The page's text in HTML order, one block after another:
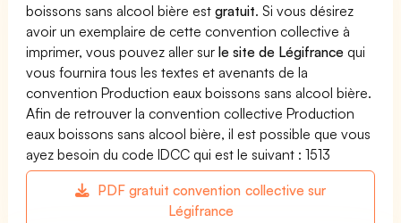
boissons sans alcool bière estgratuit. Si vous désirez
avoir un exemplaire de cette convention collective à
imprimer, vous pouvez aller surle site de Légifrance qui
vous fournira tous les textes et avenants de la
convention Production eaux boissons sans alcool bière.
Afin de retrouver la convention collective Production
eaux boissons sans alcool bière, il est possible que vous
ayez besoin du code IDCC qui est le suivant : 1513
PDF gratuit convention collective sur
Légifrance